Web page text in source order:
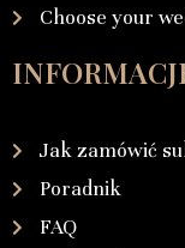
Choose your
Jak zamówić
Poradnik
FAQ